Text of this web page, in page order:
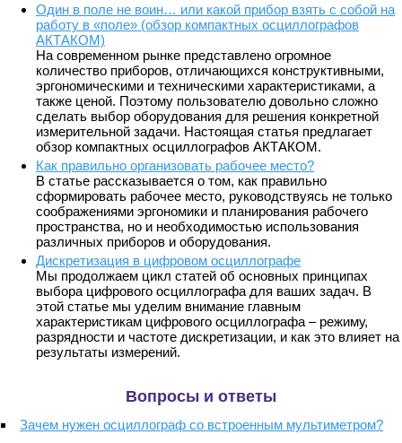
Один в поле не воин… или какой прибор взять с собой на
работу в «поле» (обзор компактных осциллографов
АКТАКОМ)
На современном рынке представлено огромное
количество приборов, отличающихся конструктивными,
эргономическими и техническими характеристиками, а
также ценой. Поэтому пользователю довольно сложно
сделать выбор оборудования для решения конкретной
измерительной задачи. Настоящая статья предлагает
обзор компактных осциллографов АКТАКОМ.
Как правильно организовать рабочее место?
В статье рассказывается о том, как правильно
сформировать рабочее место, руководствуясь не только
соображениями эргономики и планирования рабочего
пространства, но и необходимостью использования
различных приборов и оборудования.
Дискретизация в цифровом осциллографе
Мы продолжаем цикл статей об основных принципах
выбора цифрового осциллографа для ваших задач. В
этой статье мы уделим внимание главным
характеристикам цифрового осциллографа – режиму,
разрядности и частоте дискретизации, и как это влияет на
результаты измерений.
Вопросы и ответы
Зачем нужен осциллограф со встроенным мультиметром?